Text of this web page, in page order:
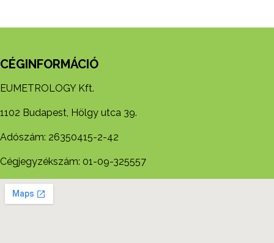
CÉGINFORMÁCIÓ
EUMETROLOGY Kft.
1102 Budapest, Hölgy utca 39.
Adószám: 26350415-2-42
Cégjegyzékszám: 01-09-325557